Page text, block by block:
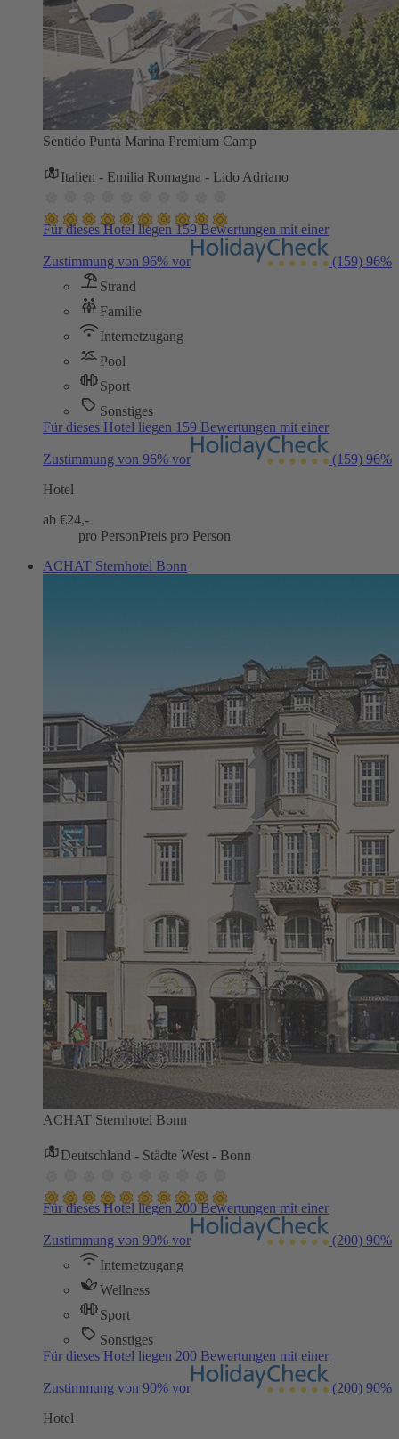
Sentido Punta Marina Premium Camp
Italien - Emilia Romagna - Lido Adriano
Für dieses Hotel liegen 159 Bewertungen mit einer
Zustimmung von 96% vor (159) 96%
Strand
Familie
Internetzugang
Pool
Sport
Sonstiges
Für dieses Hotel liegen 159 Bewertungen mit einer
Zustimmung von 96% vor (159) 96%
Hotel
ab €24,-
pro PersonPreis pro Person
ACHAT Sternhotel Bonn
ACHAT Sternhotel Bonn
Deutschland - Städte West - Bonn
Für dieses Hotel liegen 200 Bewertungen mit einer
Zustimmung von 90% vor (200) 90%
Internetzugang
Wellness
Sport
Sonstiges
Für dieses Hotel liegen 200 Bewertungen mit einer
Zustimmung von 90% vor (200) 90%
Hotel